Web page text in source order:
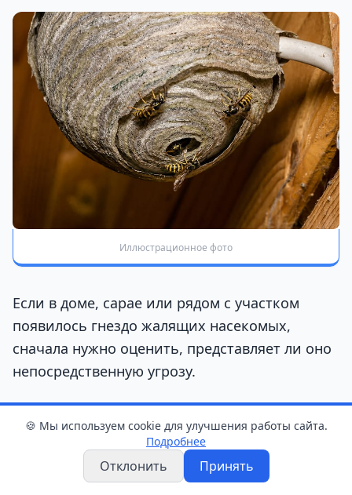
Иллюстрационное фото
Если в доме, сарае или рядом с участком
появилось гнездо жалящих насекомых,
сначала нужно оценить, представляет ли оно
непосредственную угрозу.
спасателей выезжают для ликвидации гнезда,
🍪 Мы используем cookie для улучшения работы сайта.
Подробнее
Отклонить Принять